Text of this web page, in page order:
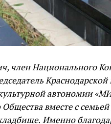
член Национального
Краснодарской
автономии
Общества вместе с
Именно